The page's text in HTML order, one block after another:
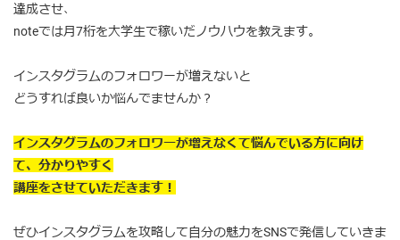
達成させ、
noteでは月7桁を大学生で稼いだノウハウを教えます。
インスタグラムのフォロワーが増えないと
どうすれば良いか悩んでませんか？
インスタグラムのフォロワーが増えなくて悩んでいる方に向け
て、分かりやすく
講座をさせていただきます！
ぜひインスタグラムを攻略して自分の魅力をSNSで発信していきま